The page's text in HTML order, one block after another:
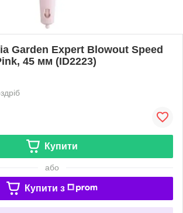
Garden Expert Blowout Speed
45 мм (ID2223)
Купити
або
Купити з